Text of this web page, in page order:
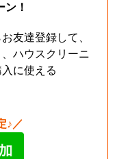
！
友達登録して、
ハウスクリーニ
に使える
♪／